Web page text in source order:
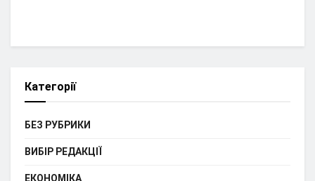
Категорії
БЕЗ РУБРИКИ
ВИБІР РЕДАКЦІЇ
ЕКОНОМІКА